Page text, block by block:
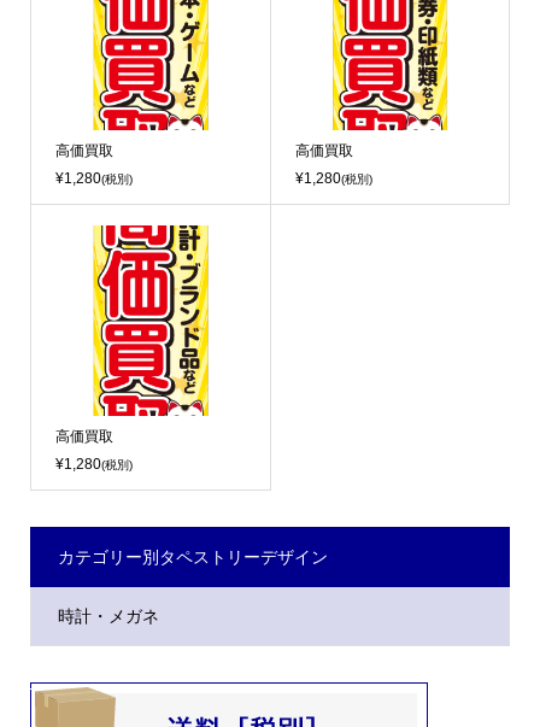
高価買取
¥1,280(税別)
高価買取
¥1,280(税別)
高価買取
¥1,280(税別)
カテゴリー別タペストリーデザイン
時計・メガネ